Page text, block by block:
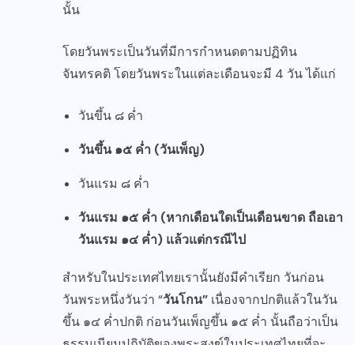
นั้น
โดยวันพระเป็นวันที่มีการกำหนดตามปฏิทิน
จันทรคติ โดยวันพระในแต่ละเดือนจะมี 4 วัน ได้แก่
วันขึ้น ๘ ค่ำ
วันขึ้น ๑๕ ค่ำ (วันเพ็ญ)
วันแรม ๘ ค่ำ
วันแรม ๑๕ ค่ำ (หากเดือนใดเป็นเดือนขาด ถือเอา
วันแรม ๑๔ ค่ำ) แล้วแต่กรณีไป
สำหรับในประเทศไทยเรานั้นยังมีคำเรียก วันก่อน
วันพระหนึ่งวันว่า “วันโกน” เนื่องจากปกติแล้วในวัน
ขึ้น ๑๔ ค่ำปกติ ก่อนวันเพ็ญขึ้น ๑๕ ค่ำ นั้นถือว่าเป็น